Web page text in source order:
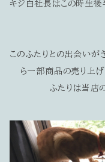
キジ白社長はこの時生
このふたりとの出会い
ら一部商品の売り上
ふたりは当店